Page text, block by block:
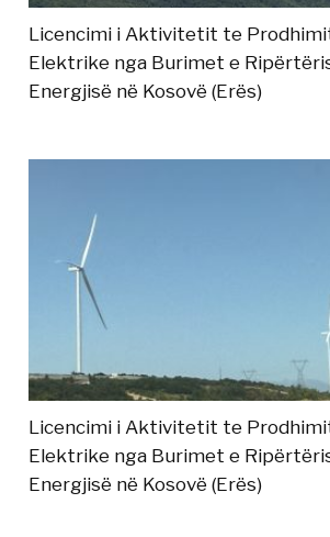
Licencimi i Aktivitetit te
Elektrike nga Burimet e
Energjisë në Kosovë (Erës)
Licencimi i Aktivitetit te
Elektrike nga Burimet e
Energjisë në Kosovë (Erës)